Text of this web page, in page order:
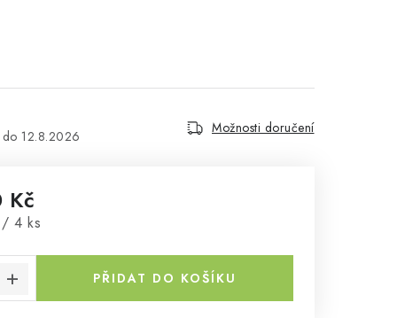
12.8.2026 Možnosti doručení
Kč
4 ks
PŘIDAT DO KOŠÍKU